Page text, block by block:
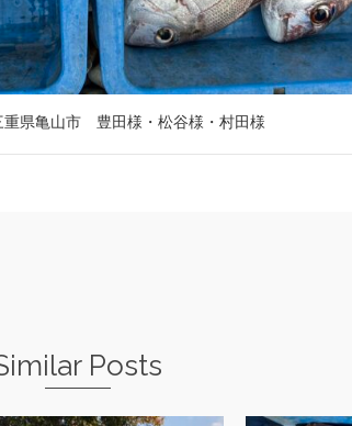
県亀山市 豊田様・松谷様・村田様
Posts